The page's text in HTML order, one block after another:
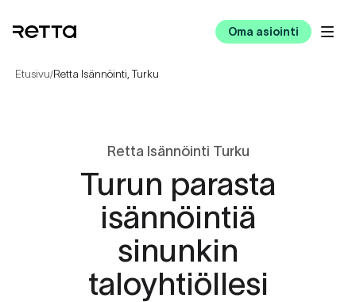
Oma asiointi
Etusivu/Retta Isännöinti, Turku
Retta Isännöinti Turku
Turun parasta
isännöintiä
sinunkin
taloyhtiöllesi